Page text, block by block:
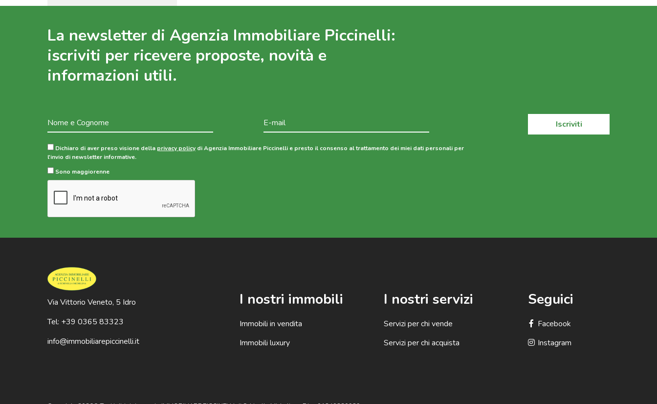
La newsletter di Agenzia Immobiliare Piccinelli:
iscriviti per ricevere proposte, novità e
informazioni utili.
Dichiaro di aver preso visione della privacy policy di Agenzia Immobiliare Piccinelli e presto il consenso al trattamento dei miei dati personali per
l'invio di newsletter informative.
Sono maggiorenne
Iscriviti
Via Vittorio Veneto, 5 Idro
Tel: +39 0365 83323
info@immobiliarepiccinelli.it
I nostri immobili
Immobili in vendita
Immobili luxury
I nostri servizi
Servizi per chi vende
Servizi per chi acquista
Seguici
Facebook
Instagram